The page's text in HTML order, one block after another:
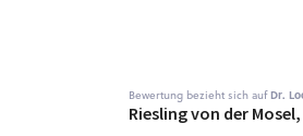
Bewertung bezieht sich aufDr.
Riesling von der